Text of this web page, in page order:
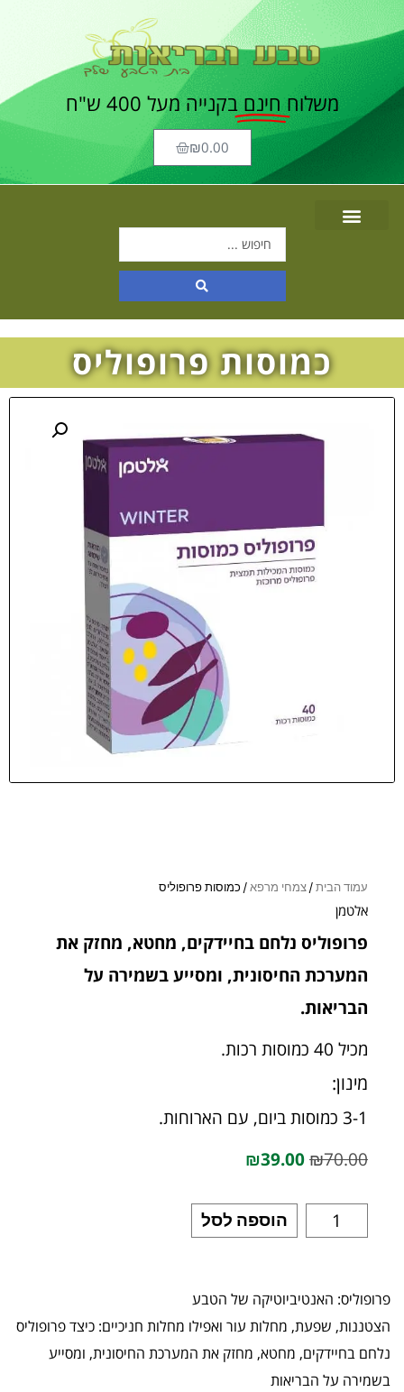
משלוח חינם בקנייה מעל 400 ש"ח
₪0.00
כמוסות פרופוליס
עמוד הבית/צמחי מרפא/ כמוסות פרופוליס
אלטמן
פרופוליס נלחם בחיידקים, מחטא, מחזק את
המערכת החיסונית, ומסייע בשמירה על
הבריאות.
מכיל 40 כמוסות רכות.
מינון:
3-1 כמוסות ביום, עם הארוחות.
₪70.00
₪39.00
הוספה לסל
פרופוליס: האנטיביוטיקה של הטבע
הצטננות, שפעת, מחלות עור ואפילו מחלות חניכיים: כיצד פרופוליס
נלחם בחיידקים, מחטא, מחזק את המערכת החיסונית, ומסייע
בשמירה על הבריאות